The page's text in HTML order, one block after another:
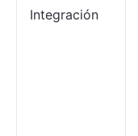
Integración